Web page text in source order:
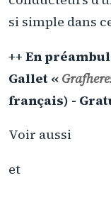
si simple dans
++ En
Gallet «
français) -
Voir aussi
et